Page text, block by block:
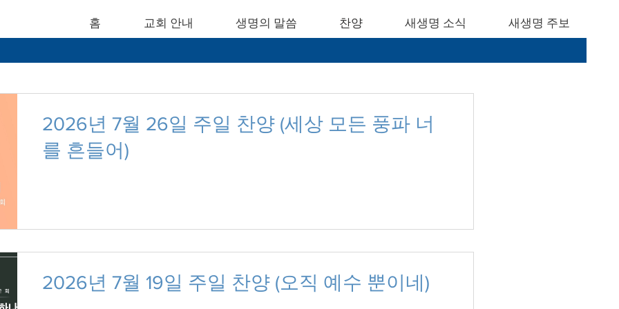
홈 교회 안내 생명의 말씀 찬양 새생명 소식 새생명 주보
2026년 7월 26일 주일 찬양 (세상 모든 풍파 너
를 흔들어)
2026년 7월 19일 주일 찬양 (오직 예수 뿐이네)